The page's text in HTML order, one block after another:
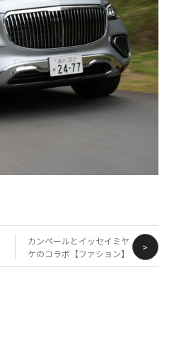
カンペールとイッセイミヤ
ケのコラボ【ファション】
>